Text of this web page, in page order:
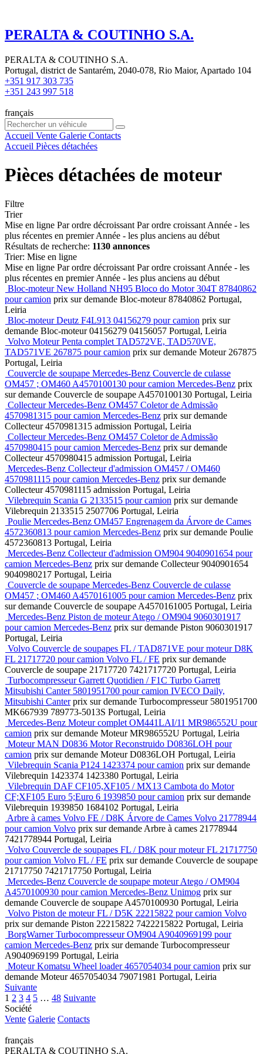
PERALTA & COUTINHO S.A.
PERALTA & COUTINHO S.A.
Portugal, district de Santarém, 2040-078, Rio Maior, Apartado 104
+351 917 303 735
+351 243 997 518
français
Accueil Vente Galerie Contacts
Accueil Pièces détachées
Pièces détachées de moteur
Filtre
Trier
Mise en ligne Par ordre décroissant Par ordre croissant Année - les
plus récentes en premier Année - les plus anciens au début
Résultats de recherche: 1130 annonces
Trier: Mise en ligne
Mise en ligne Par ordre décroissant Par ordre croissant Année - les
plus récentes en premier Année - les plus anciens au début
Bloc-moteur New Holland NH95 Bloco do Motor 304T 87840862
pour camion prix sur demande Bloc-moteur87840862 Portugal,
Leiria
Bloc-moteur Deutz F4L913 04156279 pour camion prix sur
demande Bloc-moteur04156279 04156057 Portugal, Leiria
Volvo Moteur Penta complet TAD572VE, TAD570VE,
TAD571VE 267875 pour camion prix sur demande Moteur 267875
Portugal, Leiria
Couvercle de soupape Mercedes-Benz Couvercle de culasse
OM457 ; OM460 A4570100130 pour camion Mercedes-Benz prix
sur demande Couvercle de soupape A4570100130 Portugal, Leiria
Collecteur Mercedes-Benz OM457 Coletor de Admissão
4570981315 pour camion Mercedes-Benz prix sur demande
Collecteur4570981315 admission Portugal, Leiria
Collecteur Mercedes-Benz OM457 Coletor de Admissão
4570980415 pour camion Mercedes-Benz prix sur demande
Collecteur4570980415 admission Portugal, Leiria
Mercedes-Benz Collecteur d'admission OM457 / OM460
4570981115 pour camion Mercedes-Benz prix sur demande
Collecteur4570981115 admission Portugal, Leiria
Vilebrequin Scania G 2133515 pour camion prix sur demande
Vilebrequin 2133515 2507706 Portugal, Leiria
Poulie Mercedes-Benz OM457 Engrenagem da Árvore de Cames
4572360813 pour camion Mercedes-Benz prix sur demande Poulie
4572360813 Portugal, Leiria
Mercedes-Benz Collecteur d'admission OM904 9040901654 pour
camion Mercedes-Benz prix sur demande Collecteur9040901654
9040980217 Portugal, Leiria
Couvercle de soupape Mercedes-Benz Couvercle de culasse
OM457 ; OM460 A4570161005 pour camion Mercedes-Benz prix
sur demande Couvercle de soupape A4570161005 Portugal, Leiria
Mercedes-Benz Piston de moteur Atego / OM904 9060301917
pour camion Mercedes-Benz prix sur demande Piston 9060301917
Portugal, Leiria
Volvo Couvercle de soupapes FL / TAD871VE pour moteur D8K
FL 21717720 pour camion Volvo FL / FE prix sur demande
Couvercle de soupape 21717720 7421717720 Portugal, Leiria
Turbocompresseur Garrett Quotidien / F1C Turbo Garrett
Mitsubishi Canter 5801951700 pour camion IVECO Daily,
Mitsubishi Canter prix sur demande Turbocompresseur 5801951700
MK667939 789773-5013S Portugal, Leiria
Mercedes-Benz Moteur complet OM441LAI/11 MR986552U pour
camion prix sur demande MoteurMR986552U Portugal, Leiria
Moteur MAN D0836 Motor Reconstruido D0836LOH pour
camion prix sur demande MoteurD0836LOH Portugal, Leiria
Vilebrequin Scania P124 1423374 pour camion prix sur demande
Vilebrequin 1423374 1423380 Portugal, Leiria
Vilebrequin DAF CF105,XF105 / MX13 Cambota do Motor
CF;XF105 Euro 5;Euro 6 1939850 pour camion prix sur demande
Vilebrequin 1939850 1684102 Portugal, Leiria
Arbre à cames Volvo FE / D8K Árvore de Cames Volvo 21778944
pour camion Volvo prix sur demande Arbre à cames 21778944
7421778944 Portugal, Leiria
Volvo Couvercle de soupapes FL / D8K pour moteur FL 21717750
pour camion Volvo FL / FE prix sur demande Couvercle de soupape
21717750 7421717750 Portugal, Leiria
Mercedes-Benz Couvercle de soupape moteur Atego / OM904
A4570100930 pour camion Mercedes-Benz Unimog prix sur
demande Couvercle de soupape A4570100930 Portugal, Leiria
Volvo Piston de moteur FL / D5K 22215822 pour camion Volvo
prix sur demande Piston 22215822 7422215822 Portugal, Leiria
BorgWarner Turbocompresseur OM904 A9040969199 pour
camion Mercedes-Benz prix sur demande Turbocompresseur
A9040969199 Portugal, Leiria
Moteur Komatsu Wheel loader 4657054034 pour camion prix sur
demande Moteur4657054034 79071981 Portugal, Leiria
Suivante
1 2 3 4 5 … 48 Suivante
Société
Vente Galerie Contacts
français
PERALTA & COUTINHO S.A.